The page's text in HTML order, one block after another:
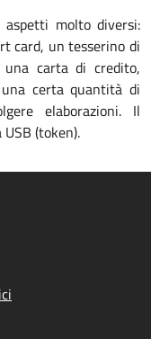
molto diversi:
card, un tesserino di
carta di credito,
certa quantità di
elaborazioni. Il
(token).